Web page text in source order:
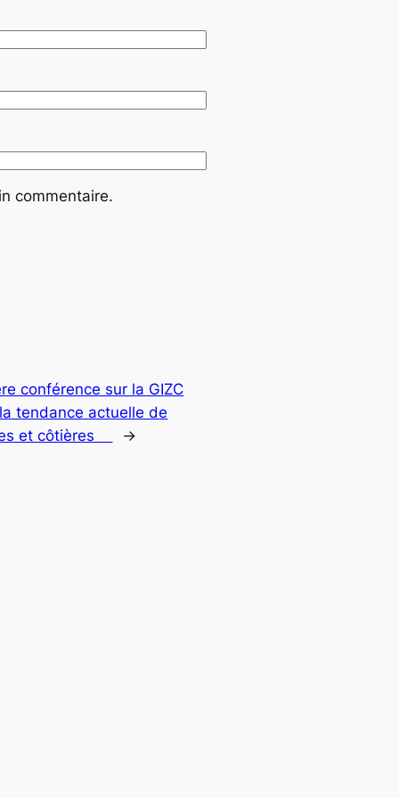
commentaire.
conférence sur la GIZC
tendance actuelle de
et côtières
→